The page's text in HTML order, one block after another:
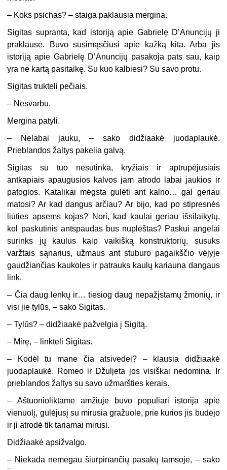
– Koks psichas? – staiga paklausia mergina.
Sigitas supranta, kad istoriją apie Gabrielę D’Anuncijų ji
praklausė. Buvo susimąsčiusi apie kažką kita. Arba jis
istoriją apie Gabrielę D’Anuncijų pasakoja pats sau, kaip
yra ne kartą pasitaikę. Su kuo kalbiesi? Su savo protu.
Sigitas trukteli pečiais.
– Nesvarbu.
Mergina patyli.
– Nelabai jauku, – sako didžiaakė juodaplaukė.
Prieblandos žaltys pakelia galvą.
Sigitas su tuo nesutinka, kryžiais ir aptrupėjusiais
antkapiais apaugusios kalvos jam atrodo labai jaukios ir
patogios. Katalikai mėgsta gulėti ant kalno… gal geriau
matosi? Ar kad dangus arčiau? Ar bijo, kad po stipresnės
liūties apsems kojas? Nori, kad kaulai geriau išsilaikytų,
kol paskutinis antspaudas bus nuplėštas? Paskui angelai
surinks jų kaulus kaip vaikišką konstruktorių, susuks
varžtais sąnarius, užmaus ant stuburo pagaikščio vėjyje
gaudžiančias kaukoles ir patrauks kaulų kariauna dangaus
link.
– Čia daug lenkų ir… tiesiog daug nepažįstamų žmonių, ir
visi jie tylūs, – sako Sigitas.
–Tylūs? – didžiaakė pažvelgia į Sigitą.
– Mirę, – linkteli Sigitas.
–
Kodėl tu mane čia atsivedei? – klausia didžiaakė
juodaplaukė. Romeo ir Džuljeta jos visiškai nedomina. Ir
prieblandos žaltys su savo užmaršties kerais.
–Aštuonioliktame amžiuje buvo populiari istorija apie
vienuolį, gulėjusį su mirusia gražuole, prie kurios jis budėjo
ir ji atrodė tik tariamai mirusi.
Didžiaakė apsižvalgo.
– Niekada nemėgau šiurpinančių pasakų tamsoje, – sako